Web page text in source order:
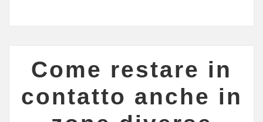
Come restare in
contatto anche in